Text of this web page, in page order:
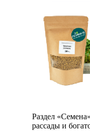
Раздел
рассады и